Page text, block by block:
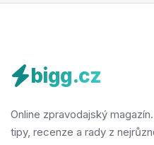
bigg.cz
Online zpravodajský
tipy, recenze a rady z